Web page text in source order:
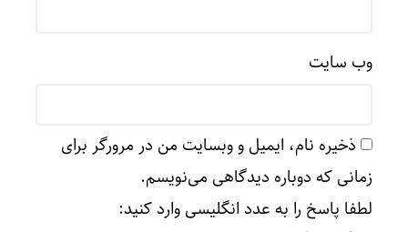
وب‌ سایت
ذخیره نام، ایمیل و وبسایت من در مرورگر برای
زمانی که دوباره دیدگاهی می‌نویسم.
لطفا پاسخ را به عدد انگلیسی وارد کنید: